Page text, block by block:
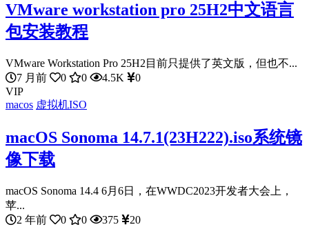
VMware workstation pro 25H2中文语言
包安装教程
VMware Workstation Pro 25H2目前只提供了英文版，但也不...
7 月前
0 0 4.5K
0
VIP
macos 虚拟机ISO
macOS Sonoma 14.7.1(23H222).iso系统镜
像下载
macOS Sonoma 14.4 6月6日，在WWDC2023开发者大会上，
苹...
2 年前
0 0 375 20